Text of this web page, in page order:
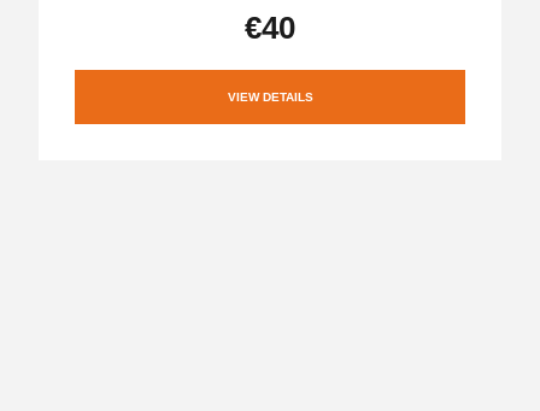
€40
VIEW DETAILS